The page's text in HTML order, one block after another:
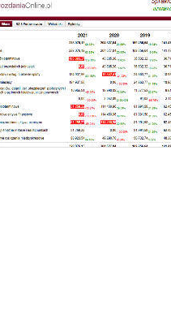
Każde sprawozdanie
- okres
- zawartość (bilans,
porównawczy/
- zidentyfikowane błędy/
zmiany poszczególnych